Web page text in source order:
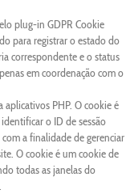
plug-in GDPR Cookie
para registrar o estado do
correspondente e o status
em coordenação com o
aplicativos PHP. O cookie é
o ID de sessão
a finalidade de gerenciar
O cookie é um cookie de
todas as janelas do